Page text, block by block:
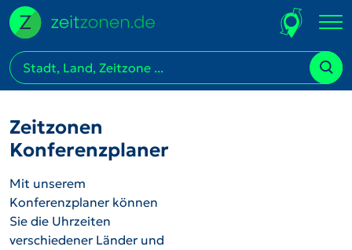
Zeitzonen
Konferenzplaner
Mit unserem
Konferenzplaner können
Sie die Uhrzeiten
verschiedener Länder und